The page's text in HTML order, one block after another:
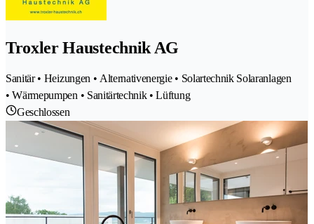
Troxler Haustechnik AG
Sanitär • Heizungen • Alternativenergie • Solartechnik Solaranlagen
• Wärmepumpen • Sanitärtechnik • Lüftung
Geschlossen